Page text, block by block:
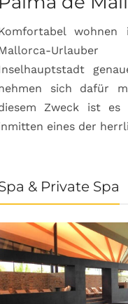
sich dafür
Zweck ist es
eines der
& Private Spa